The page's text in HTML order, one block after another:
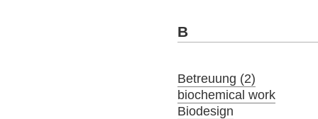
B
Betreuung (2)
biochemical work
Biodesign